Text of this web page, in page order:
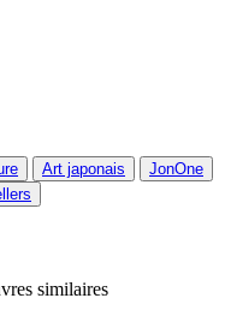
Art japonais
JonOne
similaires